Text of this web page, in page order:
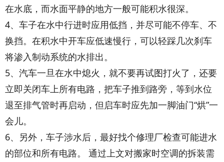
在水底，而水面平静的地方一般可能积水很深。
4、车子在水中行进时应用低挡，并尽可能不停车、不
换挡。在积水中开车应低速慢行，可以轻踩几次刹车
将渗入制动系统的水排出。
5、汽车一旦在水中熄火，就不要再试图打火了，还要
立即关闭车上所有电路，把车子推到路旁，等到水位
退至排气管时再启动，但启车时应先加一脚油门“烘”一
会儿。
6、另外，车子涉水后，最好找个修理厂检查可能进水
的部位和所有电路。 通过上文对搬家时空调的拆装需